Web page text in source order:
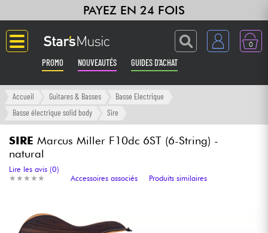
PAYEZ EN 24 FOIS
0
PROMO NOUVEAUTÉS GUIDES D'ACHAT
Langue
Synthés & Sampleurs
Accueil Guitares & Basses
Basse Electrique
Basse électrique solid body
Sire
SIRE Marcus Miller F10dc 6ST (6-String) -
natural
★ ★ ★ ★ ★
★ ★ ★ ★ ★
Lire les avis (0)
Accessoires associés
Produits similaires